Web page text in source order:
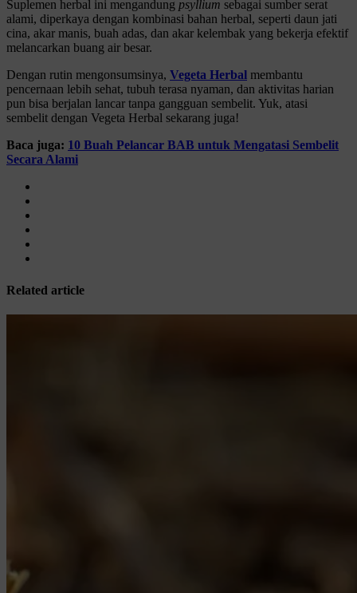
Suplemen herbal ini mengandung psyllium sebagai sumber serat
alami, diperkaya dengan kombinasi bahan herbal, seperti daun jati
cina, akar manis, buah adas, dan akar kelembak yang bekerja efektif
melancarkan buang air besar.
Dengan rutin mengonsumsinya, Vegeta Herbal membantu
pencernaan lebih sehat, tubuh terasa nyaman, dan aktivitas harian
pun bisa berjalan lancar tanpa gangguan sembelit. Yuk, atasi
sembelit dengan Vegeta Herbal sekarang juga!
Baca juga: 10 Buah Pelancar BAB untuk Mengatasi Sembelit
Secara Alami
Related article